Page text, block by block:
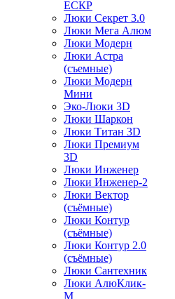
ЕСКР
Люки Секрет 3.0
Люки Мега Алюм
Люки Модерн
Люки Астра
(съемные)
Люки Модерн
Мини
Эко-Люки 3D
Люки Шаркон
Люки Титан 3D
Люки Премиум
3D
Люки Инженер
Люки Инженер-2
Люки Вектор
(съёмные)
Люки Контур
(съёмные)
Люки Контур 2.0
(съёмные)
Люки Сантехник
Люки АлюКлик-
М